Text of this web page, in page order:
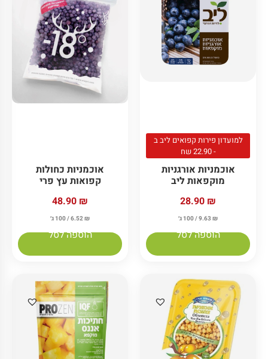
למועדון פירות קפואים ליב ב
- 22.90 שח
אוכמניות אורגניות
מוקפאות ליב
28.90 ₪
9.63 ₪ / 100 ג׳
הוספה לסל
אוכמניות כחולות
קפואות עץ פרי
48.90 ₪
6.52₪ / 100 ג׳
הוספה לסל